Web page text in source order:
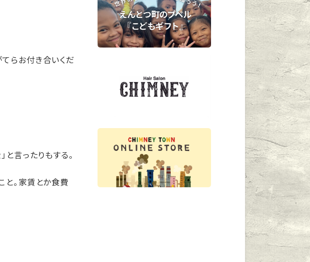
らお付き合いくだ
と言ったりもする。
と。家賃とか食費